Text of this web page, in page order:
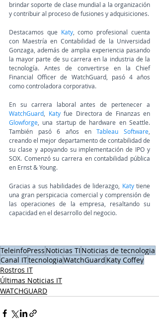
brindar soporte de clase mundial a la organización
y contribuir al proceso de fusiones y adquisiciones.
Destacamos que Katy, como profesional cuenta
con Maestría en Contabilidad de la Universidad
Gonzaga, además de amplia experiencia pasando
la mayor parte de su carrera en la industria de la
tecnología. Antes de convertirse en la Chief
Financial Officer de WatchGuard, pasó 4 años
como controladora corporativa.
WatchGuard
Katy
Glowforge , una startup de hardware en Seattle.
También pasó 6 años en Tableau Software
creando el mejor departamento de contabilidad de
su clase y apoyando su implementación de IPO y
SOX. Comenzó su carrera en contabilidad pública
en Ernst & Young.
Gracias a sus habilidades de liderazgo, Katy tiene
una gran perspicacia comercial y comprensión de
las operaciones de la empresa, resaltando su
capacidad en el desarrollo del negocio.
TeleinfoPress Noticias TI Noticias de tecnologia
Canal ITtecnologiaWatchGuard Katy Coffey
Rostros IT
Últimas Noticias IT
WATCHGUARD